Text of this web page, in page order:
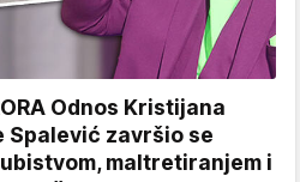
Odnos Kristijana
Spalević završio se
maltretiranjem i